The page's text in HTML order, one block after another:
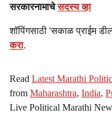
सरकारनामाचेसदस्य व्हा
शॉपिंगसाठी 'सकाळ प्राईम
करा.
Read Latest Marathi
from Maharashtra, India,
Live Political Marathi